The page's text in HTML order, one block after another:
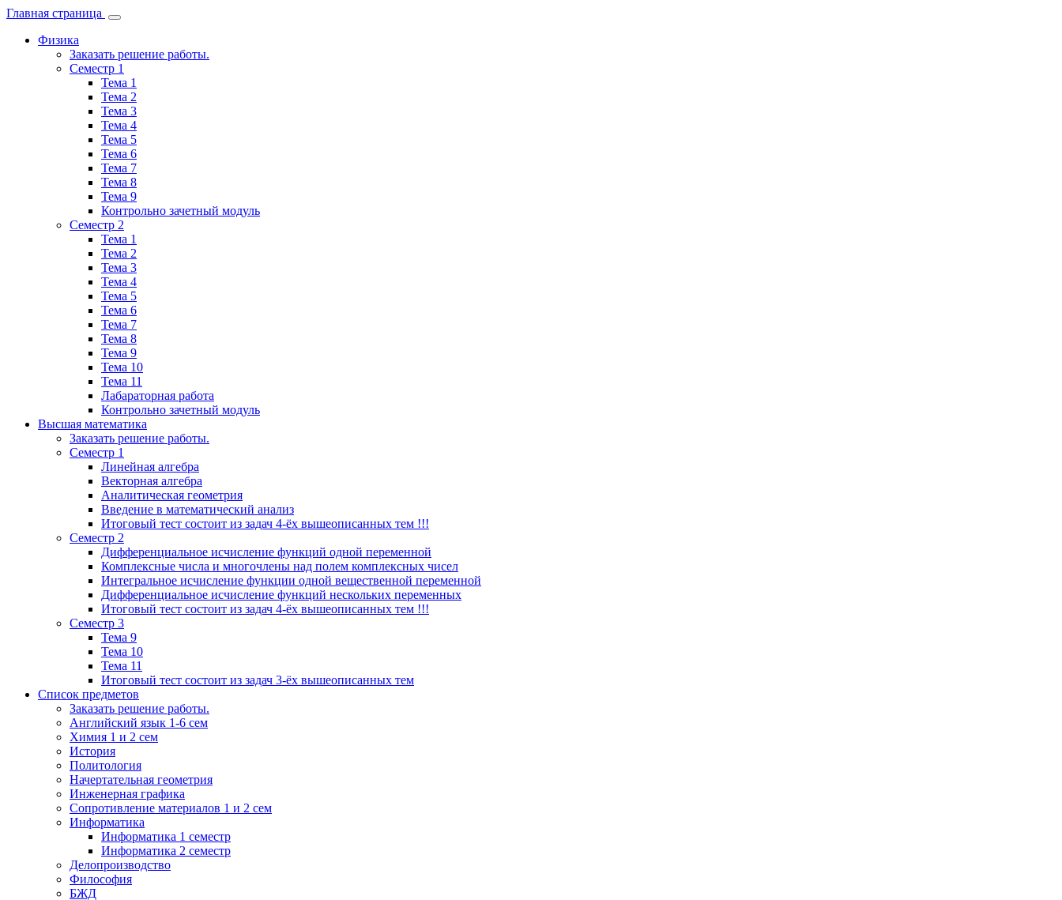
Главная страница
Физика
Заказать решение работы.
Семестр 1
Тема 1
Тема 2
Тема 3
Тема 4
Тема 5
Тема 6
Тема 7
Тема 8
Тема 9
Контрольно зачетный модуль
Семестр 2
Тема 1
Тема 2
Тема 3
Тема 4
Тема 5
Тема 6
Тема 7
Тема 8
Тема 9
Тема 10
Тема 11
Лабараторная работа
Контрольно зачетный модуль
Высшая математика
Заказать решение работы.
Семестр 1
Линейная алгебра
Векторная алгебра
Аналитическая геометрия
Введение в математический анализ
Итоговый тест состоит из задач 4-ёх вышеописанных тем !!!
Семестр 2
Дифференциальное исчисление функций одной переменной
Комплексные числа и многочлены над полем комплексных чисел
Интегральное исчисление функции одной вещественной переменной
Дифференциальное исчисление функций нескольких переменных
Итоговый тест состоит из задач 4-ёх вышеописанных тем !!!
Семестр 3
Тема 9
Тема 10
Тема 11
Итоговый тест состоит из задач 3-ёх вышеописанных тем
Список предметов
Заказать решение работы.
Английский язык 1-6 сем
Химия 1 и 2 сем
История
Политология
Начертательная геометрия
Инженерная графика
Сопротивление материалов 1 и 2 сем
Информатика
Информатика 1 семестр
Информатика 2 семестр
Делопроизводство
Философия
БЖД